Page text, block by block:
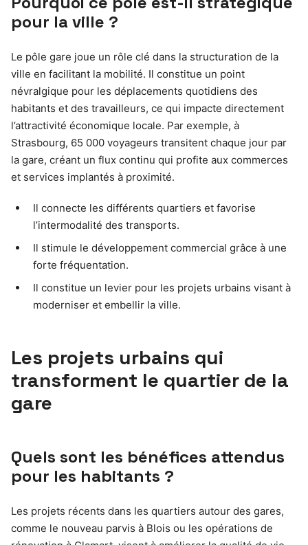
pour la ville ?
Le pôle gare joue un rôle clé dans la structuration de la
ville en facilitant la mobilité. Il constitue un point
névralgique pour les déplacements quotidiens des
habitants et des travailleurs, ce qui impacte directement
l’attractivité économique locale. Par exemple, à
Strasbourg, 65 000 voyageurs transitent chaque jour par
la gare, créant un flux continu qui profite aux commerces
et services implantés à proximité.
Il connecte les différents quartiers et favorise
l’intermodalité des transports.
Il stimule le développement commercial grâce à une
forte fréquentation.
Il constitue un levier pour les projets urbains visant à
moderniser et embellir la ville.
Les projets urbains qui
transforment le quartier de la
gare
Quels sont les bénéfices attendus
pour les habitants ?
Les projets récents dans les quartiers autour des gares,
comme le nouveau parvis à Blois ou les opérations de